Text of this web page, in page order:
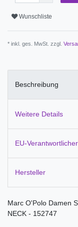
Wunschliste
* inkl. ges. MwSt. zzgl.
Beschreibung
Weitere Details
EU-Verantwortlicher
Hersteller
Marc O'Polo Damen
NECK - 152747